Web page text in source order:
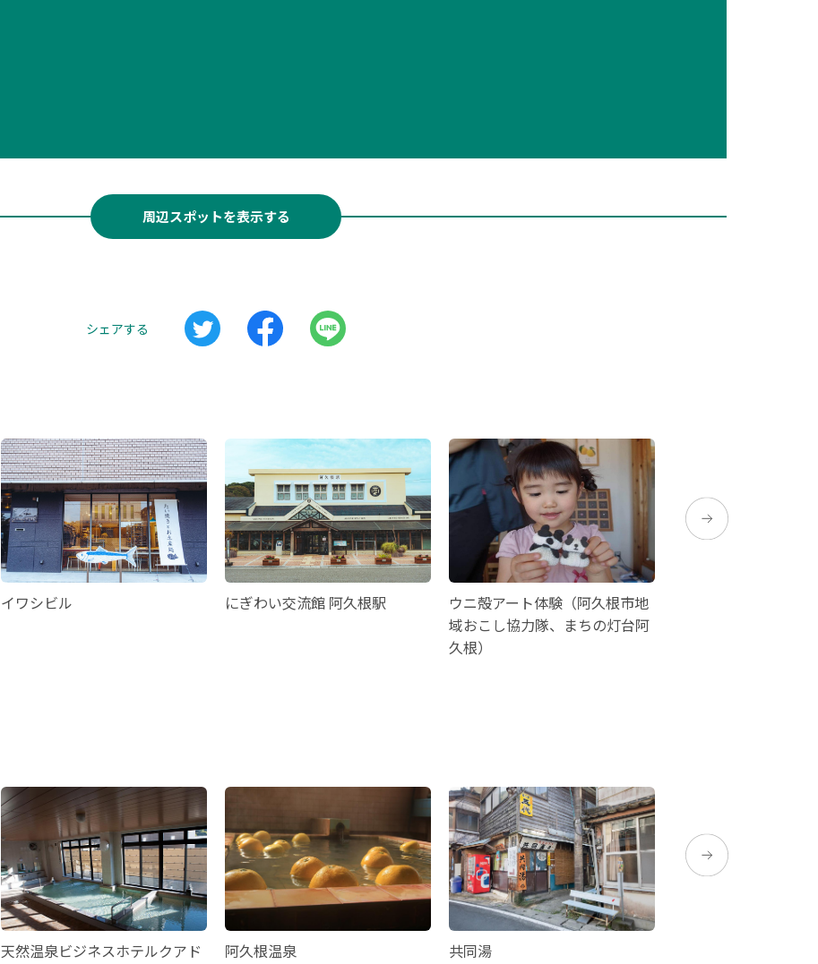
周辺スポットを表示する
シェアする
イワシビル にぎわい交流館 阿久根駅
ウニ殻アート体験（阿久根市地
域おこし協力隊、まちの灯台阿
久根）
天然温泉ビジネスホテルクアド
阿久根温泉 共同湯